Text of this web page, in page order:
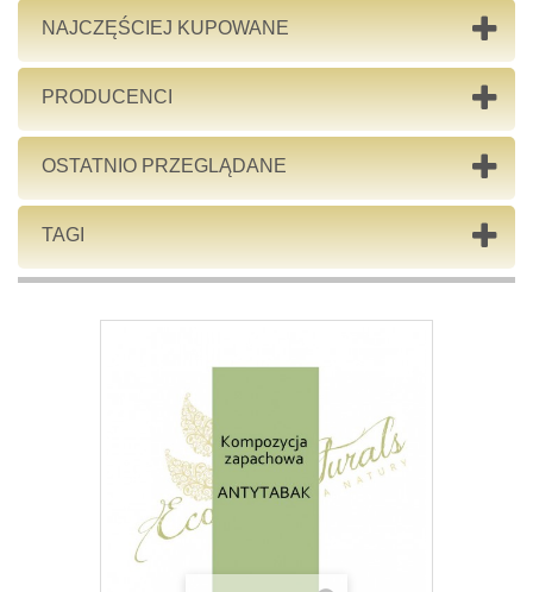
NAJCZĘŚCIEJ KUPOWANE
PRODUCENCI
OSTATNIO PRZEGLĄDANE
TAGI